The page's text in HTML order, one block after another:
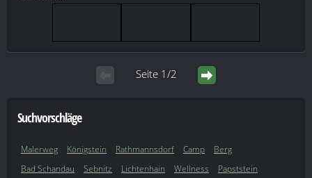
Seite 1/2
Suchvorschläge
Malerweg Königstein Rathmannsdorf Camp
Berg
Bad Schandau
Sebnitz Lichtenhain Wellness Papststein